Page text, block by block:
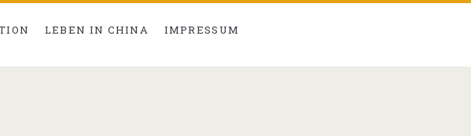
LEBEN IN CHINA IMPRESSUM